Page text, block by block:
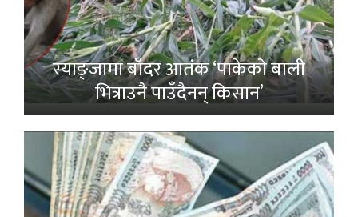
स्याङ्जामा बाँदर आतंक ‘पाकेको बाली
भित्राउनै पाउँदैनन् किसान’